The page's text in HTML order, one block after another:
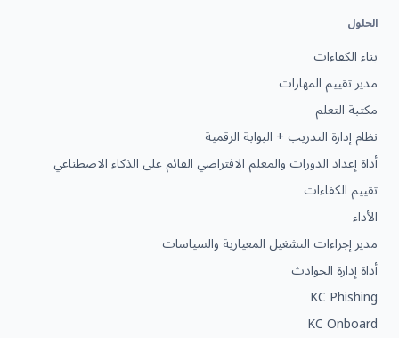
الحلول
بناء الكفاءات
مدير تقييم المهارات
مكتبة التعلم
نظام إدارة التدريب + البوابة الرقمية
أداة إعداد الدورات والمعلم الافتراضي القائم على الذكاء الاصطناعي
تقييم الكفاءات
الأداء
مدير إجراءات التشغيل المعيارية والسياسات
أداة إدارة الحوادث
KC Phishing
KC Onboard